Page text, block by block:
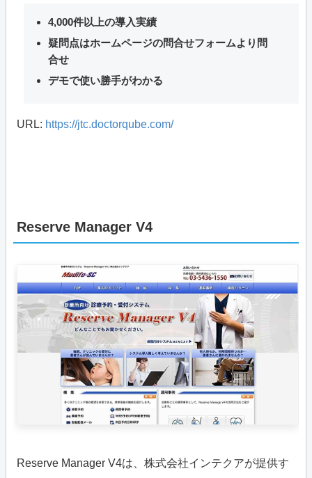
4,000件以上の導入実績
疑問点はホームページの問合せフォームより問
合せ
デモで使い勝手がわかる
URL: https://jtc.doctorqube.com/
Reserve Manager V4
Reserve Manager V4は、株式会社インテクアが提供す